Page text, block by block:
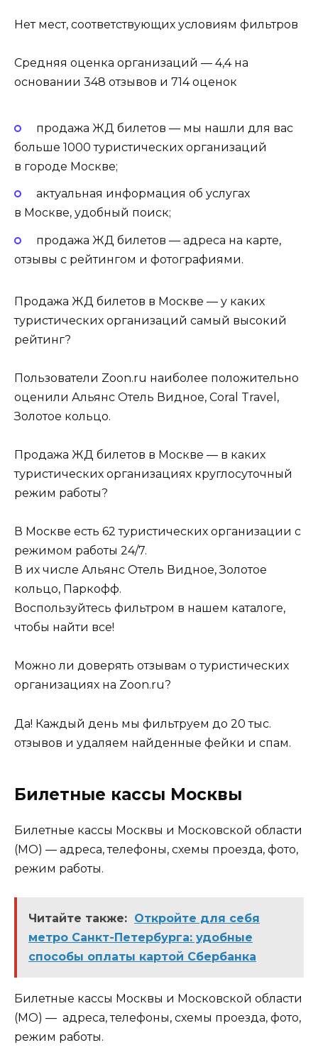
Нет мест, соответствующих условиям фильтров
Средняя оценка организаций — 4,4 на
основании 348 отзывов и 714 оценок
продажа ЖД билетов — мы нашли для вас
больше 1000 туристических организаций
в городе Москве;
актуальная информация об услугах
в Москве, удобный поиск;
продажа ЖД билетов — адреса на карте,
отзывы с рейтингом и фотографиями.
Продажа ЖД билетов в Москве — у каких
туристических организаций самый высокий
рейтинг?
Пользователи Zoon.ru наиболее положительно
оценили Альянс Отель Видное, Coral Travel,
Золотое кольцо.
Продажа ЖД билетов в Москве — в каких
туристических организациях круглосуточный
режим работы?
В Москве есть 62 туристических организации с
режимом работы 24/7.
В их числе Альянс Отель Видное, Золотое
кольцо, Паркофф.
Воспользуйтесь фильтром в нашем каталоге,
чтобы найти все!
Можно ли доверять отзывам о туристических
организациях на Zoon.ru?
Да! Каждый день мы фильтруем до 20 тыс.
отзывов и удаляем найденные фейки и спам.
Билетные кассы Москвы
Билетные кассы Москвы и Московской области
(МО) — адреса, телефоны, схемы проезда, фото,
режим работы.
Читайте также: Откройте для себя
метро Санкт-Петербурга: удобные
способы оплаты картой Сбербанка
Билетные кассы Москвы и Московской области
(МО) — адреса, телефоны, схемы проезда, фото,
режим работы.